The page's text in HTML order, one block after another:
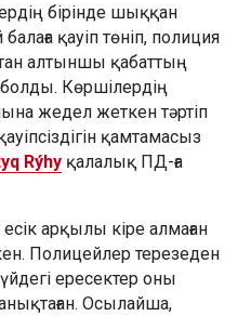
бірінде шыққан
қауіп төніп, полиция
алтыншы қабаттың
Көршілердің
жедел жеткен тәртіп
қамтамасыз
Rýhy қалалық ПД-ға
арқылы кіре алмаған
Полицейлер терезеден
ересектер оны
Осылайша,